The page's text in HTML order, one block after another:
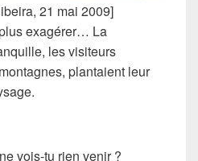
21 mai 2009]
exagérer… La
les visiteurs
plantaient leur
vois-tu rien venir ?